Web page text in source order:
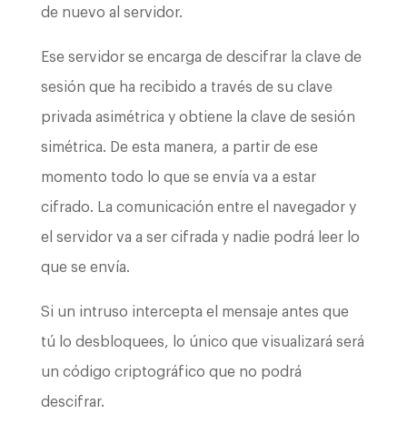
de nuevo al servidor.
Ese servidor se encarga de descifrar la clave de
sesión que ha recibido a través de su clave
privada asimétrica y obtiene la clave de sesión
simétrica. De esta manera, a partir de ese
momento todo lo que se envía va a estar
cifrado. La comunicación entre el navegador y
el servidor va a ser cifrada y nadie podrá leer lo
que se envía.
Si un intruso intercepta el mensaje antes que
tú lo desbloquees, lo único que visualizará será
un código criptográfico que no podrá
descifrar.